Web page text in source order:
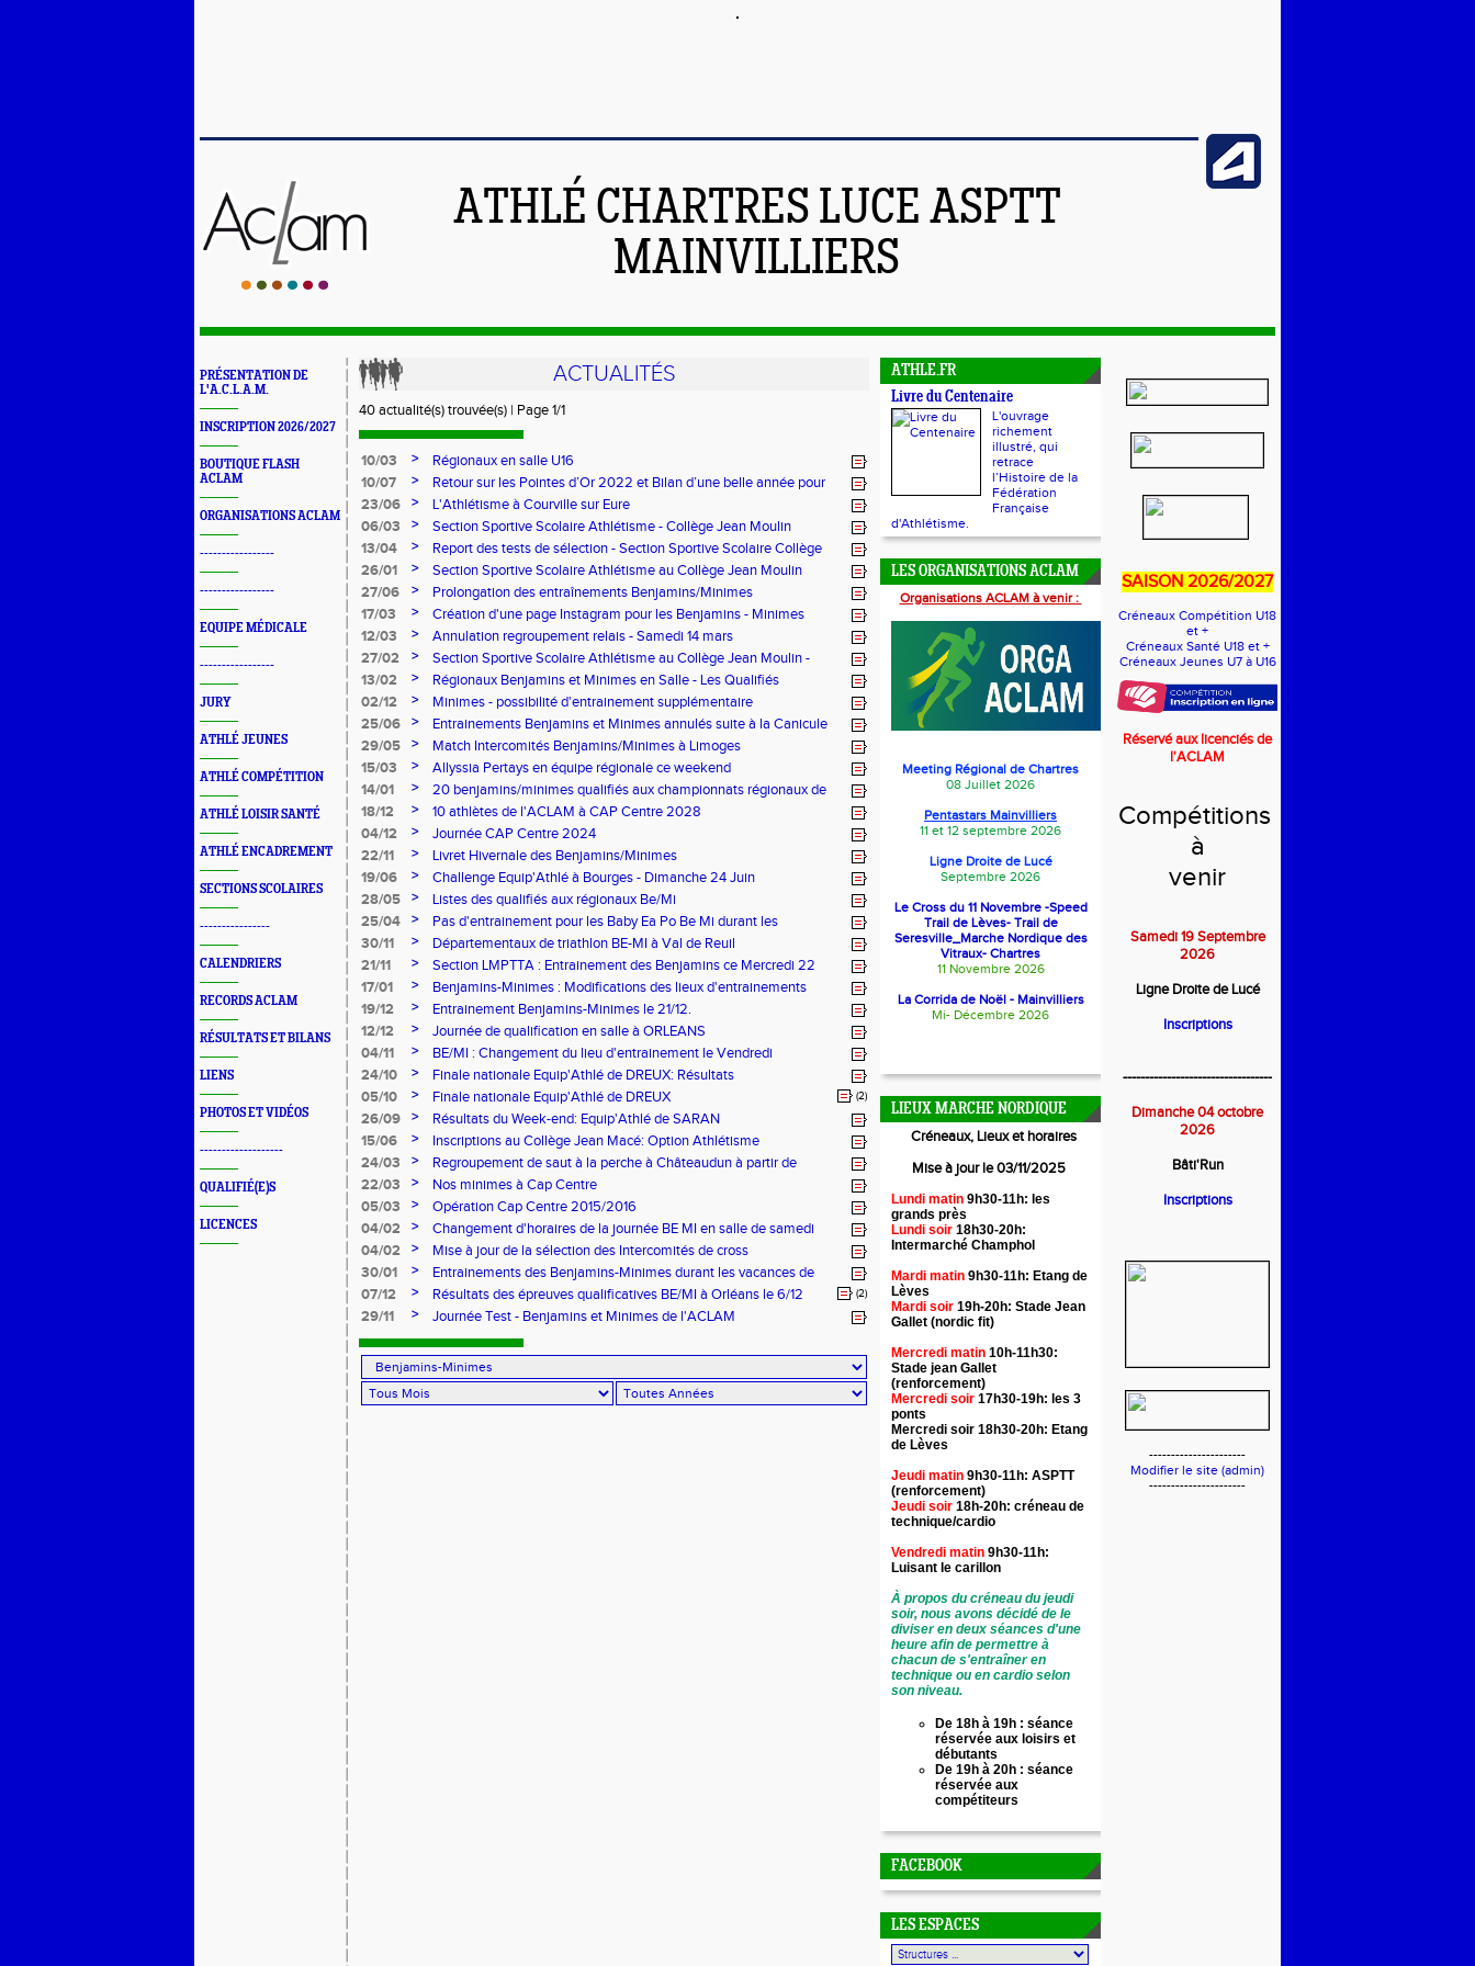
ATHLÉ CHARTRES LUCE ASPTT
MAINVILLIERS
PRÉSENTATION DE
L'A.C.L.A.M.
INSCRIPTION 2026/2027
BOUTIQUE FLASH
ACLAM
ORGANISATIONS ACLAM
-----------------
-----------------
EQUIPE MÉDICALE
-----------------
JURY
ATHLÉ JEUNES
ATHLÉ COMPÉTITION
ATHLÉ LOISIR SANTÉ
ATHLÉ ENCADREMENT
SECTIONS SCOLAIRES
----------------
CALENDRIERS
RECORDS ACLAM
RÉSULTATS ET BILANS
LIENS
PHOTOS ET VIDÉOS
-------------------
QUALIFIÉ(E)S
LICENCES
ACTUALITÉS
40 actualité(s) trouvée(s) | Page 1/1
10/03 >
Régionaux en salle U16
10/07
>
Retour sur les Pointes d’Or 2022 et Bilan d’une belle année pour
nos benjamins et minimes
23/06 >
L'Athlétisme à Courville sur Eure
06/03
>
Section Sportive Scolaire Athlétisme - Collège Jean Moulin
13/04
>
Report des tests de sélection - Section Sportive Scolaire Collège
Jean Moulin
26/01 >
Section Sportive Scolaire Athlétisme au Collège Jean Moulin
27/06
>
Prolongation des entraînements Benjamins/Minimes
17/03
>
Création d'une page Instagram pour les Benjamins - Minimes
12/03
>
Annulation regroupement relais - Samedi 14 mars
27/02
>
Section Sportive Scolaire Athlétisme au Collège Jean Moulin -
Dossier d'inscription
13/02 >
Régionaux Benjamins et Minimes en Salle - Les Qualifiés
02/12
>
Minimes - possibilité d'entrainement supplémentaire
25/06
>
Entrainements Benjamins et Minimes annulés suite à la Canicule
(et EA/PO de Chartres)
29/05 >
Match Intercomités Benjamins/Minimes à Limoges
15/03
>
Allyssia Pertays en équipe régionale ce weekend
14/01
>
20 benjamins/minimes qualifiés aux championnats régionaux de
triathlon
18/12 >
10 athlètes de l'ACLAM à CAP Centre 2028
04/12
>
Journée CAP Centre 2024
22/11
>
Livret Hivernale des Benjamins/Minimes
19/06
>
Challenge Equip'Athlé à Bourges - Dimanche 24 Juin
28/05
>
Listes des qualifiés aux régionaux Be/Mi
25/04
>
Pas d'entrainement pour les Baby Ea Po Be Mi durant les
vacances
30/11 >
Départementaux de triathlon BE-MI à Val de Reuil
21/11
>
Section LMPTTA : Entrainement des Benjamins ce Mercredi 22
novembre
17/01 >
Benjamins-Minimes : Modifications des lieux d'entrainements
19/12
>
Entrainement Benjamins-Minimes le 21/12.
12/12
>
Journée de qualification en salle à ORLEANS
04/11
>
BE/MI : Changement du lieu d'entrainement le Vendredi
24/10
>
Finale nationale Equip'Athlé de DREUX: Résultats
05/10
> Finale nationale Equip'Athlé de DREUX (2)
26/09 >
Résultats du Week-end: Equip'Athlé de SARAN
15/06
>
Inscriptions au Collège Jean Macé: Option Athlétisme
24/03
>
Regroupement de saut à la perche à Châteaudun à partir de
benjamin(es)
22/03 >
Nos minimes à Cap Centre
05/03
>
Opération Cap Centre 2015/2016
04/02
>
Changement d'horaires de la journée BE MI en salle de samedi
04/02
>
Mise à jour de la sélection des Intercomités de cross
30/01
>
Entrainements des Benjamins-Minimes durant les vacances de
Février
07/12 > Résultats des épreuves qualificatives BE/MI à Orléans le 6/12 (2)
29/11 > Journée Test - Benjamins et Minimes de l'ACLAM
ATHLE.FR
Livre du Centenaire
L'ouvrage
richement
illustré, qui
retrace
l’Histoire de la
Fédération
Française
d'Athlétisme.
LES ORGANISATIONS ACLAM
Organisations ACLAM à venir :
Meeting Régional de Chartres
08 Juillet 2026
Pentastars Mainvilliers
11 et 12 septembre 2026
Ligne Droite de Lucé
Septembre 2026
Le Cross du 11 Novembre -Speed
Trail de Lèves- Trail de
Seresville_Marche Nordique des
Vitraux- Chartres
11 Novembre 2026
La Corrida de Noël - Mainvilliers
Mi- Décembre 2026
LIEUX MARCHE NORDIQUE
Créneaux, Lieux et horaires
Mise à jour le 03/11/2025
Lundi matin 9h30-11h: les
grands près
Lundi soir 18h30-20h:
Intermarché Champhol
Mardi matin 9h30-11h: Etang de
Lèves
Mardi soir 19h-20h: Stade Jean
Gallet (nordic fit)
Mercredi matin 10h-11h30:
Stade jean Gallet
(renforcement)
Mercredi soir 17h30-19h: les 3
ponts
Mercredi soir 18h30-20h: Etang
de Lèves
Jeudi matin 9h30-11h: ASPTT
(renforcement)
Jeudi soir 18h-20h: créneau de
technique/cardio
Vendredi matin 9h30-11h:
Luisant le carillon
À propos du créneau du jeudi
soir, nous avons décidé de le
diviser en deux séances d'une
heure afin de permettre à
chacun de s'entraîner en
technique ou en cardio selon
son niveau.
De 18h à 19h : séance
réservée aux loisirs et
débutants
De 19h à 20h : séance
réservée aux
compétiteurs
FACEBOOK
LES ESPACES
SAISON 2026/2027
Créneaux Compétition U18
et +
Créneaux Santé U18 et +
Créneaux Jeunes U7 à U16
Réservé aux licenciés de
l'ACLAM
Compétitions
à
venir
Samedi 19 Septembre
2026
Ligne Droite de Lucé
Inscriptions
----------------------------------
Dimanche 04 octobre
2026
Bâti'Run
Inscriptions
----------------------
Modifier le site (admin)
----------------------